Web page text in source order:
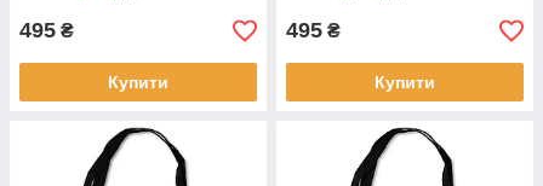
495 ₴
Купити
495 ₴
Купити